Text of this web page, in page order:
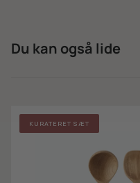
Du kan også lide
KURATERET SÆT